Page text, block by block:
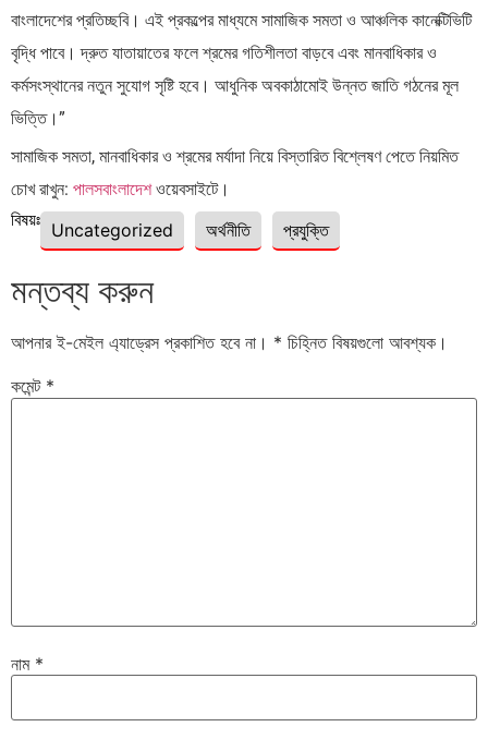
বাংলাদেশের প্রতিচ্ছবি। এই প্রকল্পের মাধ্যমে সামাজিক সমতা ও আঞ্চলিক কানেক্টিভিটি
বৃদ্ধি পাবে। দ্রুত যাতায়াতের ফলে শ্রমের গতিশীলতা বাড়বে এবং মানবাধিকার ও
কর্মসংস্থানের নতুন সুযোগ সৃষ্টি হবে। আধুনিক অবকাঠামোই উন্নত জাতি গঠনের মূল
ভিত্তি।”
সামাজিক সমতা, মানবাধিকার ও শ্রমের মর্যাদা নিয়ে বিস্তারিত বিশ্লেষণ পেতে নিয়মিত
চোখ রাখুন: পালসবাংলাদেশওয়েবসাইটে।
বিষয়ঃ Uncategorized অর্থনীতি প্রযুক্তি
মন্তব্য করুন
আপনার ই-মেইল এ্যাড্রেস প্রকাশিত হবে না। * চিহ্নিত বিষয়গুলো আবশ্যক।
কমেন্ট *
নাম *